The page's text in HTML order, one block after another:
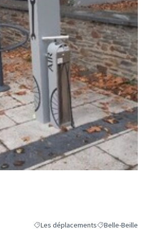
Les déplacements Belle-Beille